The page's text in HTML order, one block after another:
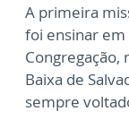
A primeira
foi ensinar em
Congregação,
Baixa de
sempre